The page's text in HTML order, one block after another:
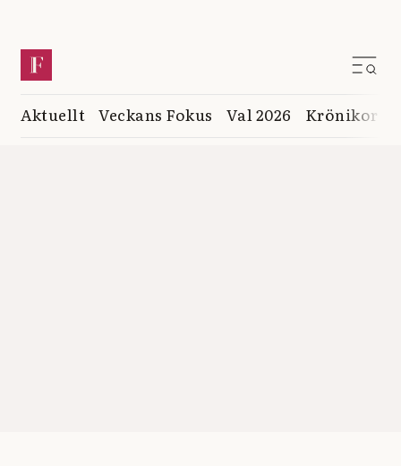
Aktuellt Veckans Fokus Val 2026 Krönikor